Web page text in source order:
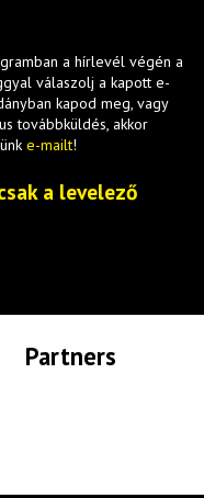
a hírlevél végén a
válaszolj a kapott e-
kapod meg, vagy
továbbküldés, akkor
e-mailt!
a levelező
Partners